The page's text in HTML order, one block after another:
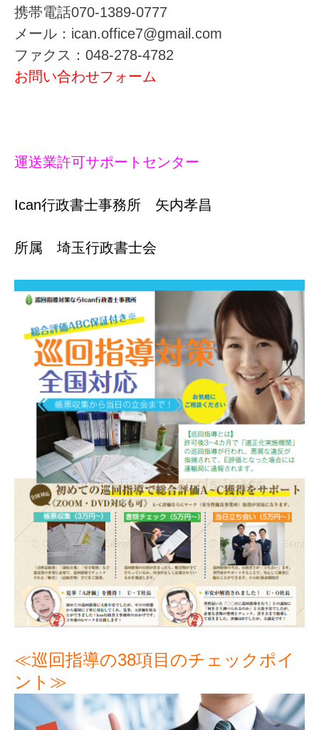
携帯電話070-1389-0777
メール：ican.office7@gmail.com
ファクス：048-278-4782
お問い合わせフォーム
運送業許可サポートセンター
Ican行政書士事務所 矢内孝昌
所属 埼玉行政書士会
≪巡回指導の38項目のチェックポイ
ント≫